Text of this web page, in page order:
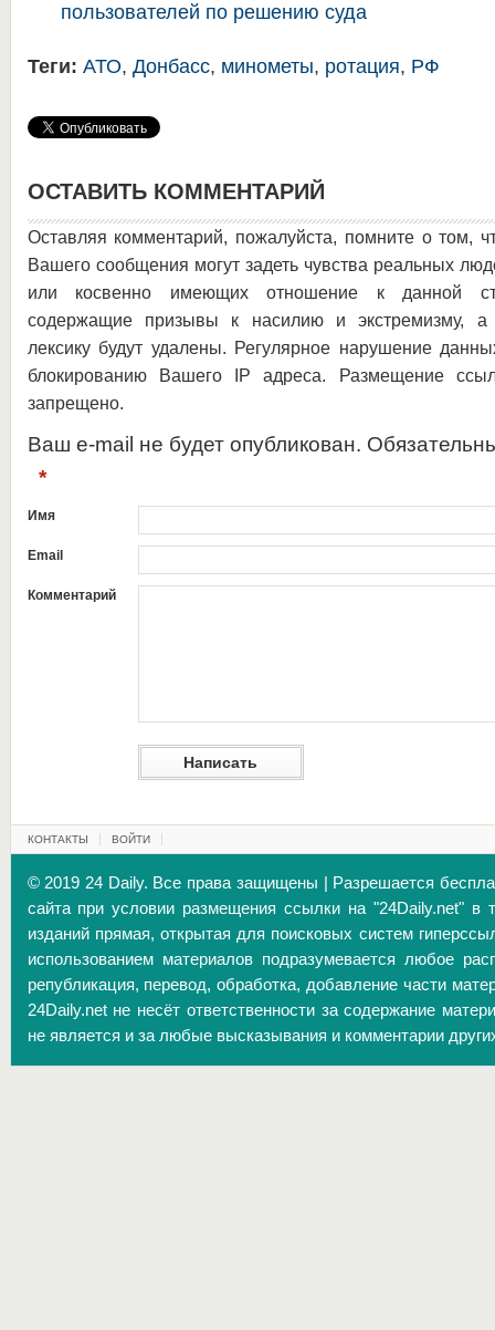
пользователей по решению суда
Теги: АТО, Донбасс, минометы, ротация, РФ
ОСТАВИТЬ КОММЕНТАРИЙ
Оставляя комментарий, пожалуйста, помните о том,
Вашего сообщения могут задеть чувства реальных
или косвенно имеющих отношение к данной
содержащие призывы к насилию и экстремизму, а
лексику будут удалены. Регулярное нарушение
блокированию Вашего IP адреса. Размещение
запрещено.
Ваш e-mail не будет опубликован.
*
Имя
Email
Комментарий
КОНТАКТЫ ВОЙТИ
© 2019 24 Daily. Все права защищены | Разрешается
сайта при условии размещения ссылки на "24Daily.net" в
изданий прямая, открытая для поисковых систем
использованием материалов подразумевается любое
републикация, перевод, обработка, добавление части
24Daily.net не несёт ответственности за содержание
не является и за любые высказывания и комментарии